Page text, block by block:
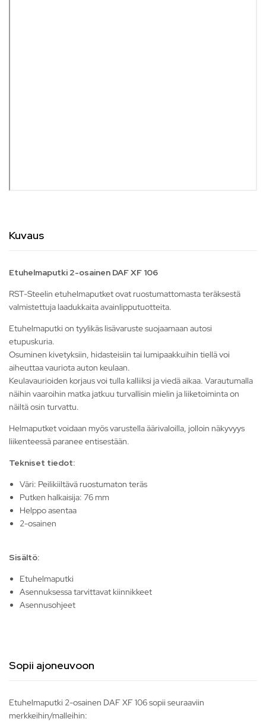
Kuvaus
Etuhelmaputki 2-osainen DAF XF 106
RST-Steelin etuhelmaputket ovat ruostumattomasta teräksestä
valmistettuja laadukkaita avainlipputuotteita.
Etuhelmaputki on tyylikäs lisävaruste suojaamaan autosi
etupuskuria.
Osuminen kivetyksiin, hidasteisiin tai lumipaakkuihin tiellä voi
aiheuttaa vauriota auton keulaan.
Keulavaurioiden korjaus voi tulla kalliiksi ja viedä aikaa. Varautumalla
näihin vaaroihin matka jatkuu turvallisin mielin ja liiketoiminta on
näiltä osin turvattu.
Helmaputket voidaan myös varustella äärivaloilla, jolloin näkyvyys
liikenteessä paranee entisestään.
Tekniset tiedot:
Väri: Peilikiiltävä ruostumaton teräs
Putken halkaisija: 76 mm
Helppo asentaa
2-osainen
Sisältö:
Etuhelmaputki
Asennuksessa tarvittavat kiinnikkeet
Asennusohjeet
Sopii ajoneuvoon
Etuhelmaputki 2-osainen DAF XF 106 sopii seuraaviin
merkkeihin/malleihin: